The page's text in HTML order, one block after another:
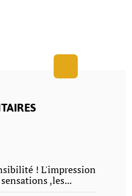
! L'impression
,les...